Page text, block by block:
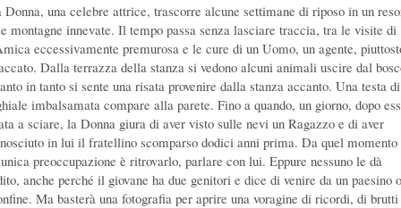
Donna, una celebre attrice, trascorre alcune settimane di riposo in un
montagne innevate. Il tempo passa senza lasciare traccia, tra le visite di
eccessivamente premurosa e le cure di un Uomo, un agente,
Dalla terrazza della stanza si vedono alcuni animali uscire dal
in tanto si sente una risata provenire dalla stanza accanto. Una testa di
imbalsamata compare alla parete. Fino a quando, un giorno, dopo
a sciare, la Donna giura di aver visto sulle nevi un Ragazzo e di aver
in lui il fratellino scomparso dodici anni prima. Da quel momento
preoccupazione è ritrovarlo, parlare con lui. Eppure nessuno le dà
anche perché il giovane ha due genitori e dice di venire da un paesino
Ma basterà una fotografia per aprire una voragine di ricordi, di brutti